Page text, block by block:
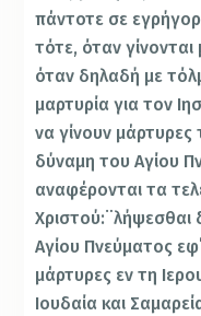
πάντοτε σε
τότε, όταν
όταν δηλαδή με
μαρτυρία για τον
να γίνουν
δύναμη του Αγίου
αναφέρονται τα
Χριστού:¨λήψεσθαι
Αγίου Πνεύματος
μάρτυρες εν τη
Ιουδαία και